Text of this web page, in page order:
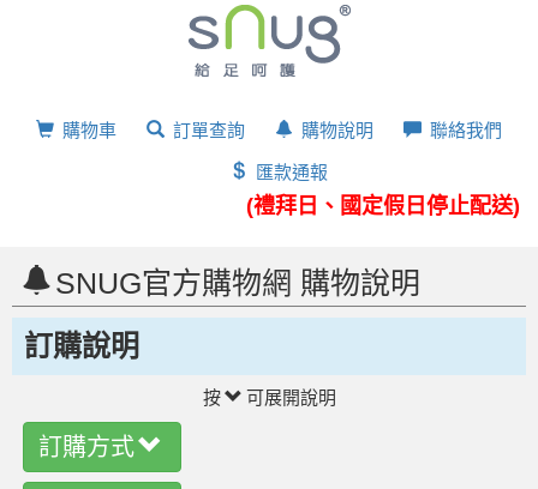
購物車 訂單查詢 購物說明 聯絡我們
匯款通報
(禮拜日、國定假日停止配送)
SNUG官方購物網 購物說明
訂購說明
按 可展開說明
訂購方式